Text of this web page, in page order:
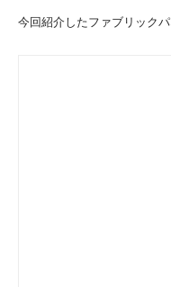
今回紹介したファブリック